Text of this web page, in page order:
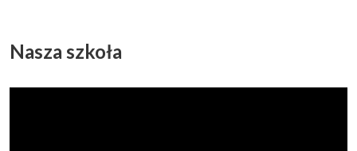
Nasza szkoła